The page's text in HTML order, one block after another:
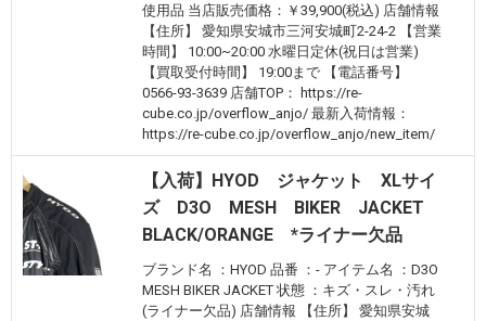
使用品 当店販売価格：￥39,900(税込) 店舗情報
【住所】 愛知県安城市三河安城町2-24-2 【営業
時間】 10:00~20:00 水曜日定休(祝日は営業)
【買取受付時間】 19:00まで 【電話番号】
0566-93-3639 店舗TOP： https://re-
cube.co.jp/overflow_anjo/ 最新入荷情報：
https://re-cube.co.jp/overflow_anjo/new_item/
【入荷】HYOD ジャケット XLサイ
ズ D3O MESH BIKER JACKET
BLACK/ORANGE *ライナー欠品
ブランド名 ：HYOD 品番 ：- アイテム名 ：D3O
MESH BIKER JACKET 状態 ：キズ・スレ・汚れ
(ライナー欠品) 店舗情報 【住所】 愛知県安城